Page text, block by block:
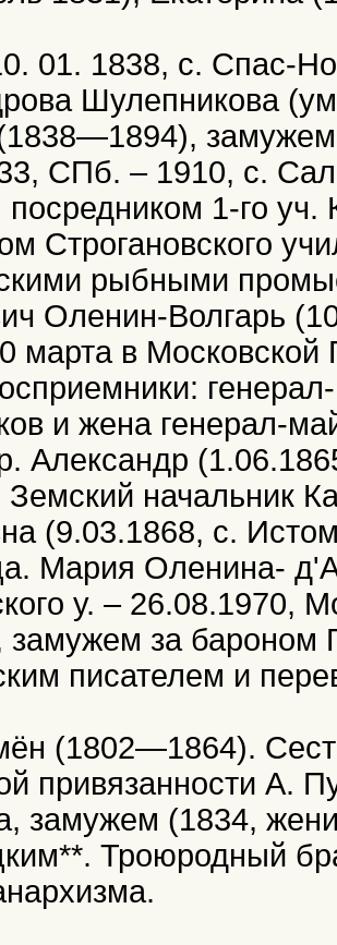
01. 1838, с. Спас-
Шулепникова
СПб. – 1910, с.
1-го уч.
Строгановского
рыбными
Оленин-Волгарь
марта в Московской
и жена генерал-
Александp
Земский начальник
(9.03.1868, с.
Маpия Оленина-
у. – 26.08.1970,
замужем за баpоном
писателем и
(1802—1864).
привязанности А.
замужем (1834,
Троюродный